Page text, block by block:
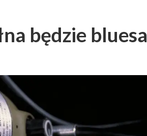
będzie bluesa